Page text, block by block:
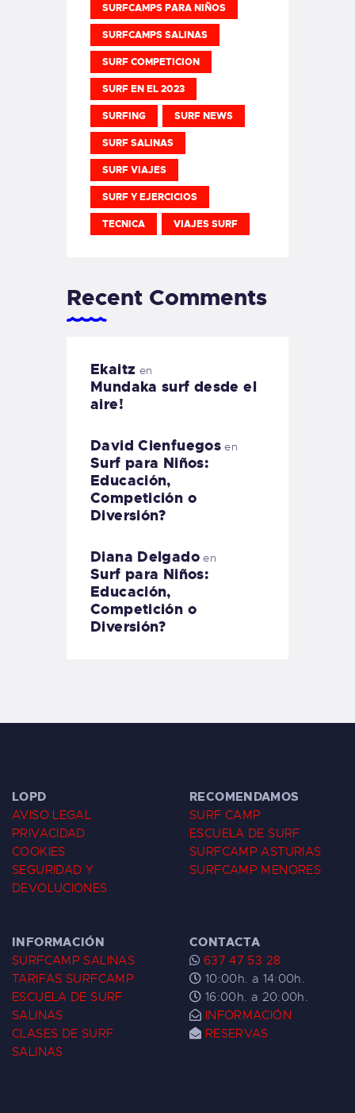
SURFCAMPS PARA NIÑOS
SURFCAMPS SALINAS
SURF COMPETICION
SURF EN EL 2023
SURFING SURF NEWS
SURF SALINAS
SURF VIAJES
SURF Y EJERCICIOS
TECNICA VIAJES SURF
Recent Comments
Ekaitz en
Mundaka surf desde el
aire!
David Cienfuegos en
Surf para Niños:
Educación,
Competición o
Diversión?
Diana Delgadoen
Surf para Niños:
Educación,
Competición o
Diversión?
LOPD
AVISO LEGAL
PRIVACIDAD
COOKIES
SEGURIDAD Y
DEVOLUCIONES
RECOMENDAMOS
SURF CAMP
ESCUELA DE SURF
SURFCAMP ASTURIAS
SURFCAMP MENORES
INFORMACIÓN
SURFCAMP SALINAS
TARIFAS SURFCAMP
ESCUELA DE SURF
SALINAS
CLASES DE SURF
SALINAS
CONTACTA
637 47 53 28
10:00h. a 14:00h.
16:00h. a 20:00h.
INFORMACIÓN
RESERVAS